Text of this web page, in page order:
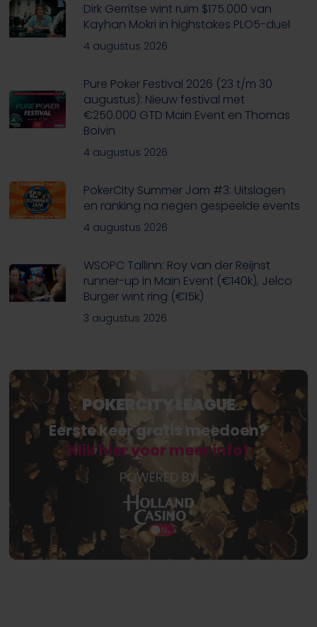
Dirk Gerritse wint ruim $175.000 van
Kayhan Mokri in highstakes PLO5-duel
4 augustus 2026
Pure Poker Festival 2026 (23 t/m 30
augustus): Nieuw festival met
€250.000 GTD Main Event en Thomas
Boivin
4 augustus 2026
PokerCity Summer Jam #3: Uitslagen
en ranking na negen gespeelde events
4 augustus 2026
WSOPC Tallinn: Roy van der Reijnst
runner-up in Main Event (€140k), Jelco
Burger wint ring (€15k)
3 augustus 2026
POKERCITY LEAGUE
Eerste keer gratis meedoen?
Klik hier voor meer info!
POWERED BY